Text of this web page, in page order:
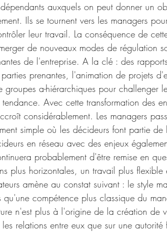
auxquels on peut donner un
Ils se tournent vers les managers
leur travail. La conséquence de
de nouveaux modes de régulation
de l'entreprise. A la clé : des
prenantes, l'animation de projets
groupes a-hiérarchiques pour challenger
Avec cette transformation des
considérablement. Les managers
simple où les décideurs font partie de
en réseau avec des enjeux
probablement d'être remise en
plus horizontales, un travail plus flexible
amène au constat suivant : le style
qu'une compétence plus classique du
n'est plus à l'origine de la création de
relations entre eux que sur une autorité